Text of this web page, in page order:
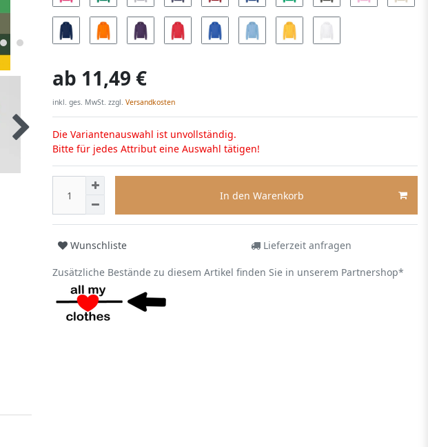
ab 11,49 €
inkl. ges. MwSt. zzgl. Versandkosten
Die Variantenauswahl ist unvollständig.
Bitte für jedes Attribut eine Auswahl tätigen!
In den Warenkorb
Wunschliste Lieferzeit anfragen
Zusätzliche Bestände zu diesem Artikel finden Sie in unserem Partnershop*